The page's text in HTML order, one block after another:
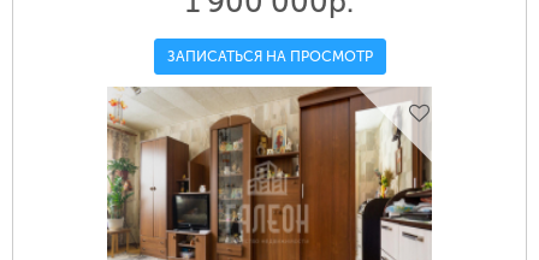
ЗАПИСАТЬСЯ НА ПРОСМОТР